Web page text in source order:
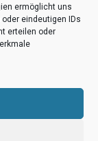
ermöglicht uns
eindeutigen IDs
erteilen oder